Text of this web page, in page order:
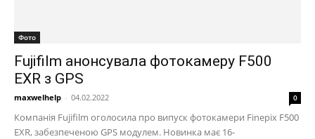
Фото
Fujifilm анонсувала фотокамеру F500
EXR з GPS
maxwelhelp - 04.02.2022 0
Компанія Fujifilm оголосила про випуск фотокамери Finepix F500
EXR, забезпеченою GPS модулем. Новинка має 16-